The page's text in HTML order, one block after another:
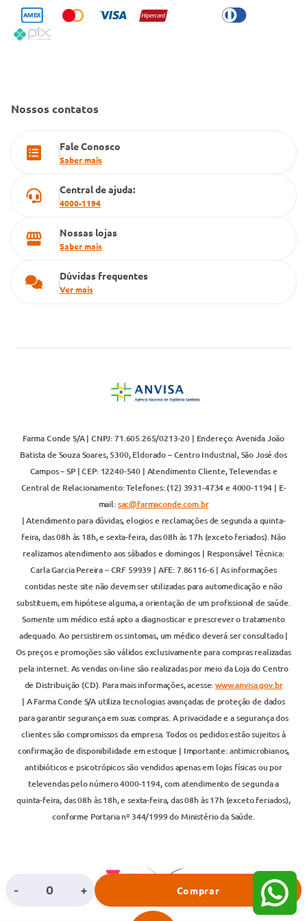
- + Comprar
Código de Conduta
Política de Reembolso
Condeclin
Convênio Conlife
Cartão Grupo Conde
Nossos contatos
Fale Conosco
Saber mais
Central de ajuda:
4000-1194
Nossas lojas
Saber mais
Dúvidas frequentes
Ver mais
Farma Conde S/A | CNPJ: 71.605.265/0213-20 | Endereço: Avenida João
Batista de Souza Soares, 5300, Eldorado – Centro Industrial, São José dos
Campos – SP | CEP: 12240-540 | Atendimento Cliente, Televendas e
Central de Relacionamento: Telefones: (12) 3931-4734 e 4000-1194 | E-
mail:sac@farmaconde.com.br
| Atendimento para dúvidas, elogios e reclamações de segunda a quinta-
feira, das 08h às 18h, e sexta-feira, das 08h às 17h (exceto feriados). Não
realizamos atendimento aos sábados e domingos | Responsável Técnica:
Carla Garcia Pereira – CRF 59939 | AFE: 7.86116-6 | As informações
contidas neste site não devem ser utilizadas para automedicação e não
substituem, em hipótese alguma, a orientação de um profissional de saúde.
Somente um médico está apto a diagnosticar e prescrever o tratamento
adequado. Ao persistirem os sintomas, um médico deverá ser consultado |
Os preços e promoções são válidos exclusivamente para compras realizadas
pela internet. As vendas on-line são realizadas por meio da Loja do Centro
de Distribuição (CD). Para mais informações, acesse:www.anvisa.gov.br
| A Farma Conde S/A utiliza tecnologias avançadas de proteção de dados
para garantir segurança em suas compras. A privacidade e a segurança dos
clientes são compromissos da empresa. Todos os pedidos estão sujeitos à
confirmação de disponibilidade em estoque | Importante: antimicrobianos,
antibióticos e psicotrópicos são vendidos apenas em lojas físicas ou por
televendas pelo número 4000-1194, com atendimento de segunda a
quinta-feira, das 08h às 18h, e sexta-feira, das 08h às 17h (exceto feriados),
conforme Portaria nº 344/1999 do Ministério da Saúde.